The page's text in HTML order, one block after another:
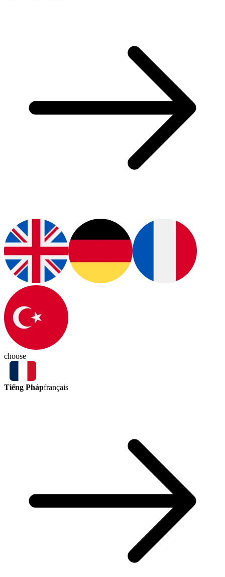
choose
Tiếng Phápfrançais